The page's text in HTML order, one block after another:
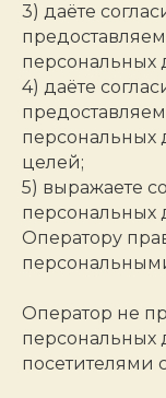
3) даёте
персональных
4) даёте
персональных
целей;
5) выражаете
персональных
Оператору
Оператор не
персональных
посетителями